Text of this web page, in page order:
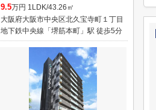
9.5万円 1LDK/43.26㎡
大阪府大阪市中央区北久宝寺町１丁目
地下鉄中央線「堺筋本町」駅 徒歩5分